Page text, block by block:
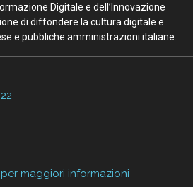
Digitale e dell’Innovazione
di diffondere la cultura digitale e
e pubbliche amministrazioni italiane.
maggiori informazioni